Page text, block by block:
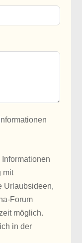
mit
Urlaubsideen,
Forum
möglich.
in der